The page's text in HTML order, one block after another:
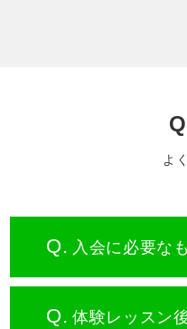
よ
Q. 入会に必要な
Q. 体験レッスン